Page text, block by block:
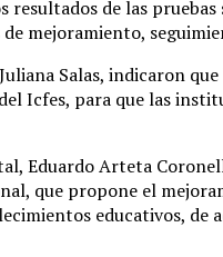
de las
mejoramiento,
Salas, indicaron
Icfes, para que las
Eduardo Arteta
que propone el
educativos, de